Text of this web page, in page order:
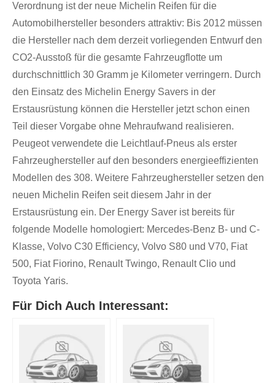
Verordnung ist der neue Michelin Reifen für die
Automobilhersteller besonders attraktiv: Bis 2012 müssen
die Hersteller nach dem derzeit vorliegenden Entwurf den
CO2-Ausstoß für die gesamte Fahrzeugflotte um
durchschnittlich 30 Gramm je Kilometer verringern. Durch
den Einsatz des Michelin Energy Savers in der
Erstausrüstung können die Hersteller jetzt schon einen
Teil dieser Vorgabe ohne Mehraufwand realisieren.
Peugeot verwendete die Leichtlauf-Pneus als erster
Fahrzeughersteller auf den besonders energieeffizienten
Modellen des 308. Weitere Fahrzeughersteller setzen den
neuen Michelin Reifen seit diesem Jahr in der
Erstausrüstung ein. Der Energy Saver ist bereits für
folgende Modelle homologiert: Mercedes-Benz B- und C-
Klasse, Volvo C30 Efficiency, Volvo S80 und V70, Fiat
500, Fiat Fiorino, Renault Twingo, Renault Clio und
Toyota Yaris.
Für Dich Auch Interessant: